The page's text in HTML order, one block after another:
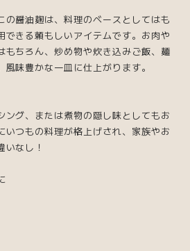
の醤油麹は、料理のベースとしてはも
できる頼もしいアイテムです。お肉や
もちろん、炒め物や炊き込みご飯、麺
味豊かな一皿に仕上がります。
ング、または煮物の隠し味としてもお
いつもの料理が格上げされ、家族やお
なし！